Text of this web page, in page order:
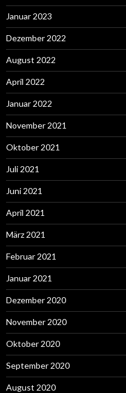
Januar 2023
Dezember 2022
August 2022
April 2022
Januar 2022
November 2021
Oktober 2021
Juli 2021
Juni 2021
April 2021
März 2021
Februar 2021
Januar 2021
Dezember 2020
November 2020
Oktober 2020
September 2020
August 2020